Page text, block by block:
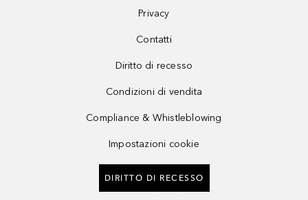
Privacy
Contatti
Diritto di recesso
Condizioni di vendita
Compliance & Whistleblowing
Impostazioni cookie
DIRITTO DI RECESSO